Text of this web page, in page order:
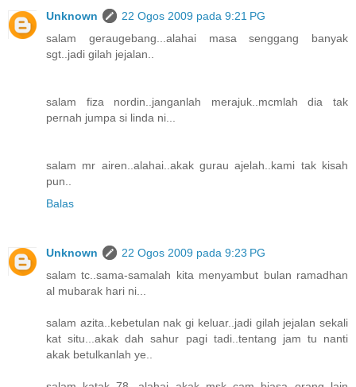
Unknown
22 Ogos 2009 pada 9:21 PG
salam geraugebang...alahai masa senggang banyak
sgt..jadi gilah jejalan..
salam fiza nordin..janganlah merajuk..mcmlah dia tak
pernah jumpa si linda ni...
salam mr airen..alahai..akak gurau ajelah..kami tak kisah
pun..
Balas
Unknown
22 Ogos 2009 pada 9:23 PG
salam tc..sama-samalah kita menyambut bulan ramadhan
al mubarak hari ni...
salam azita..kebetulan nak gi keluar..jadi gilah jejalan sekali
kat situ...akak dah sahur pagi tadi..tentang jam tu nanti
akak betulkanlah ye..